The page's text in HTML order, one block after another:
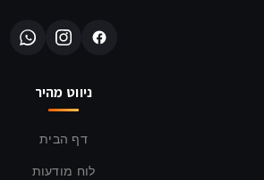
ניווט מהיר
דף הבית
לוח מודעות